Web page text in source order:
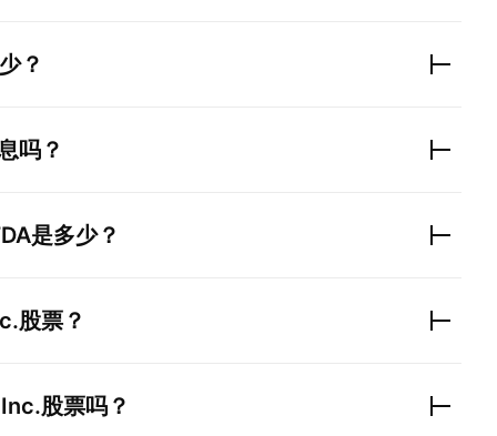
？
吗？
是多少？
股票？
股票吗？